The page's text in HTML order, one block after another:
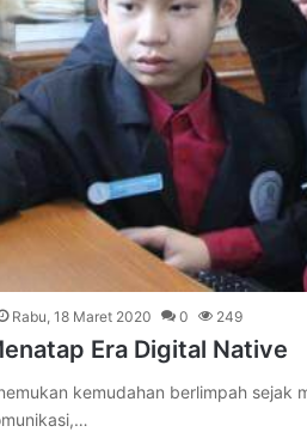
Rabu, 18 Maret 2020 0 249
Era Digital Native
kemudahan berlimpah